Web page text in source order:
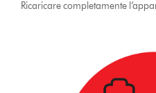
Ricaricare completamente